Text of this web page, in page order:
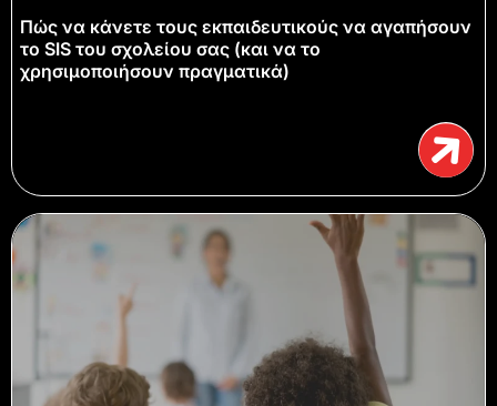
Πώς να κάνετε τους εκπαιδευτικούς να αγαπήσουν
το SIS του σχολείου σας (και να το
χρησιμοποιήσουν πραγματικά)